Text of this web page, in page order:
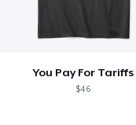
You Pay For Tariffs
$46